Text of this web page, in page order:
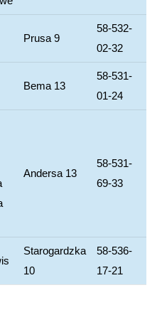
Prusa 9
58-532-
02-32
Bema 13
58-531-
01-24
Andersa 13
58-531-
69-33
Starogardzka
10
58-536-
17-21